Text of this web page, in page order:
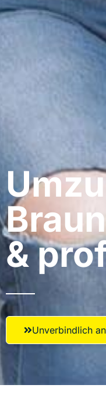
&
Unverbindlich